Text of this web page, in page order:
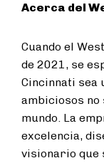
Acerca del
Cuando el
de 2021, se
Cincinnati sea
ambiciosos no
mundo. La
excelencia,
visionario que